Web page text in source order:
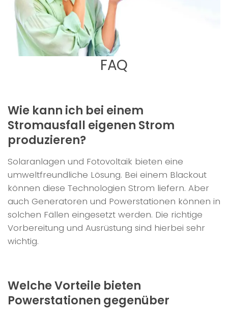
FAQ
Wie kann ich bei einem
Stromausfall eigenen Strom
produzieren?
Solaranlagen und Fotovoltaik bieten eine
umweltfreundliche Lösung. Bei einem Blackout
können diese Technologien Strom liefern. Aber
auch Generatoren und Powerstationen können in
solchen Fällen eingesetzt werden. Die richtige
Vorbereitung und Ausrüstung sind hierbei sehr
wichtig.
Welche Vorteile bieten
Powerstationen gegenüber